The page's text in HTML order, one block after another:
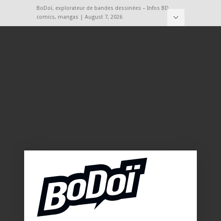
BoDoï, explorateur de bandes dessinées – Infos BD,
comics, mangas | August 7, 2026